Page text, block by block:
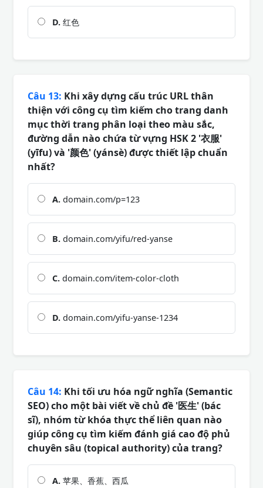
D. 红色
Câu 13: Khi xây dựng cấu trúc URL thân
thiện với công cụ tìm kiếm cho trang danh
mục thời trang phân loại theo màu sắc,
đường dẫn nào chứa từ vựng HSK 2 '衣服'
(yīfu) và '颜色' (yánsè) được thiết lập chuẩn
nhất?
A. domain.com/p=123
B. domain.com/yifu/red-yanse
C. domain.com/item-color-cloth
D. domain.com/yifu-yanse-1234
Câu 14: Khi tối ưu hóa ngữ nghĩa (Semantic
SEO) cho một bài viết về chủ đề '医生' (bác
sĩ), nhóm từ khóa thực thể liên quan nào
giúp công cụ tìm kiếm đánh giá cao độ phủ
chuyên sâu (topical authority) của trang?
A. 苹果、香蕉、西瓜